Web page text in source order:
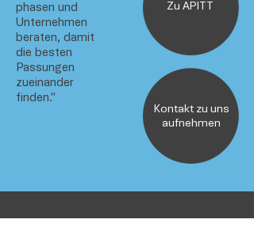
phasen und
Unternehmen
beraten, damit
die besten
Passungen
zueinander
finden."
Zu APITT
Kontakt zu uns
aufnehmen